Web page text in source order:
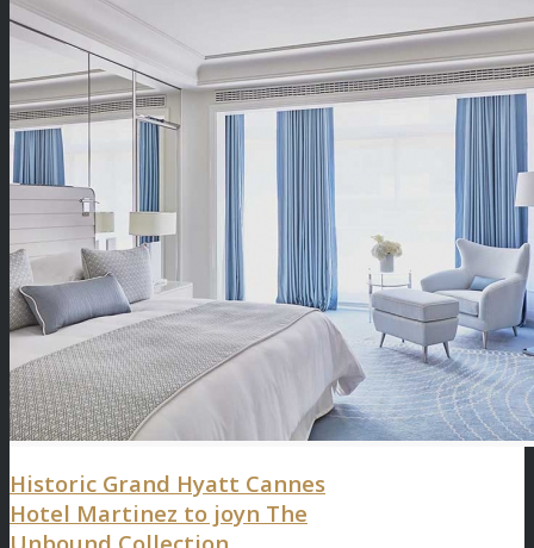
Historic Grand Hyatt Cannes
Hotel Martinez to joyn The